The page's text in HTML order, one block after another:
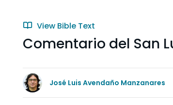
View Bible Text
Comentario del San
José Luis Avendaño Manzanares